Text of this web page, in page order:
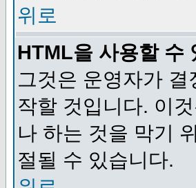
위로
HTML을 사용할 수
그것은 운영자가
작할 것입니다. 이
나 하는 것을 막기
절될 수 있습니다.